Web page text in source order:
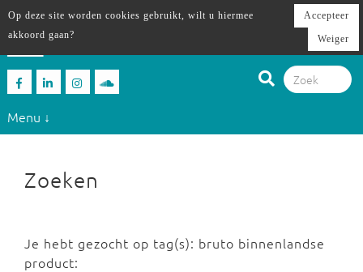
Menu ↓
Zoeken
Je hebt gezocht op tag(s): bruto binnenlandse
product:
Op deze site worden cookies gebruikt, wilt u hiermee
akkoord gaan?
Accepteer
Weiger